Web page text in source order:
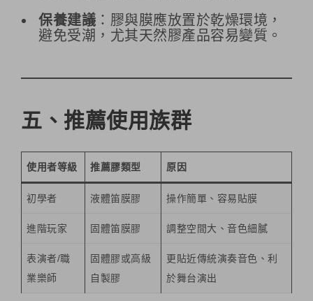
保養建議 ：膠與膜應放置於乾燥環境，
避免受潮，尤其天然膠產品容易變質。
五、推薦使用族群
使用者等級 推薦膠類型 原因
初學者 液體笛膜膠 操作簡單、容易貼膜
進階玩家 固體笛膜膠 調整空間大、音色細膩
表演者/職
業樂師
固體膠或高級
自製膠
更貼近傳統演奏音色、利
於舞台演出